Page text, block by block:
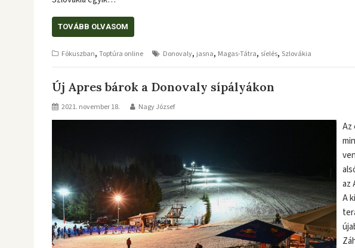
TOVÁBB OLVASOM
Fókuszban, Toptúra online Donovaly, jasna, Magas-Tátra, síelés, Szlovákia
Új Apres bárok a Donovaly sípályákon
2021. november 18. Nagy József
Az
az
A